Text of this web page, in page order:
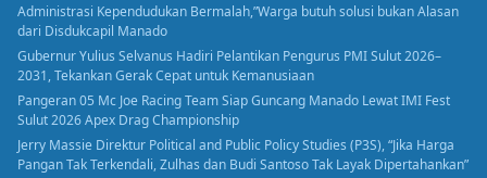
Administrasi Kependudukan Bermalah,”Warga butuh solusi bukan Alasan
dari Disdukcapil Manado
Gubernur Yulius Selvanus Hadiri Pelantikan Pengurus PMI Sulut 2026–
2031, Tekankan Gerak Cepat untuk Kemanusiaan
Pangeran 05 Mc Joe Racing Team Siap Guncang Manado Lewat IMI Fest
Sulut 2026 Apex Drag Championship
Jerry Massie Direktur Political and Public Policy Studies (P3S), “Jika Harga
Pangan Tak Terkendali, Zulhas dan Budi Santoso Tak Layak Dipertahankan”